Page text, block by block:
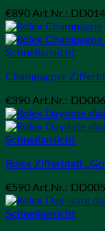
€890 Art.Nr.:
Schnellansicht
Champagner
€390 Art.Nr.:
Schnellansicht
Rolex Zifferblatt
€590 Art.Nr.:
Schnellansicht